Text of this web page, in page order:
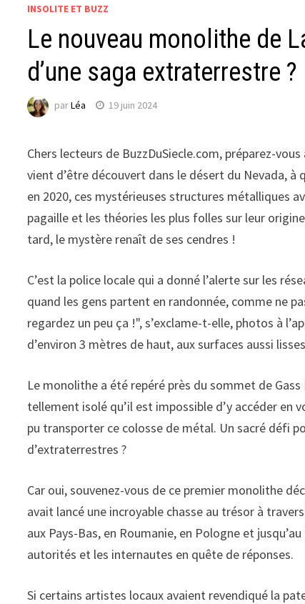
INSOLITE ET BUZZ
Le nouveau monolithe de
d’une saga extraterrestre ?
parLéa 19 juin 2024
Chers lecteurs de BuzzDuSiecle.com, préparez-
vient d’être découvert dans le désert du Nevada, à
en 2020, ces mystérieuses structures métalliques
pagaille et les théories les plus folles sur leur
tard, le mystère renaît de ses cendres !
C’est la police locale qui a donné l’alerte sur les
quand les gens partent en randonnée, comme ne
regardez un peu ça !", s’exclame-t-elle, photos à
d’environ 3 mètres de haut, aux surfaces aussi
Le monolithe a été repéré près du sommet de
tellement isolé qu’il est impossible d’y accéder en
pu transporter ce colosse de métal. Un sacré défi
d’extraterrestres ?
Car oui, souvenez-vous de ce premier monolithe
avait lancé une incroyable chasse au trésor à
aux Pays-Bas, en Roumanie, en Pologne et
autorités et les internautes en quête de réponses.
Si certains artistes locaux avaient revendiqué la